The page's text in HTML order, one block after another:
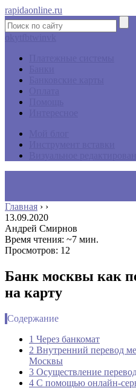
rapidaonline.ru
Главная › ›
13.09.2020
Андрей Смирнов
Время чтения: ~7 мин.
Просмотров: 12
Банк москвы как
на карту
Содержание
1 Через банкомат
2 Внутренний перевод
Москвы
3 Осуществление
4 С помощью онлайн-